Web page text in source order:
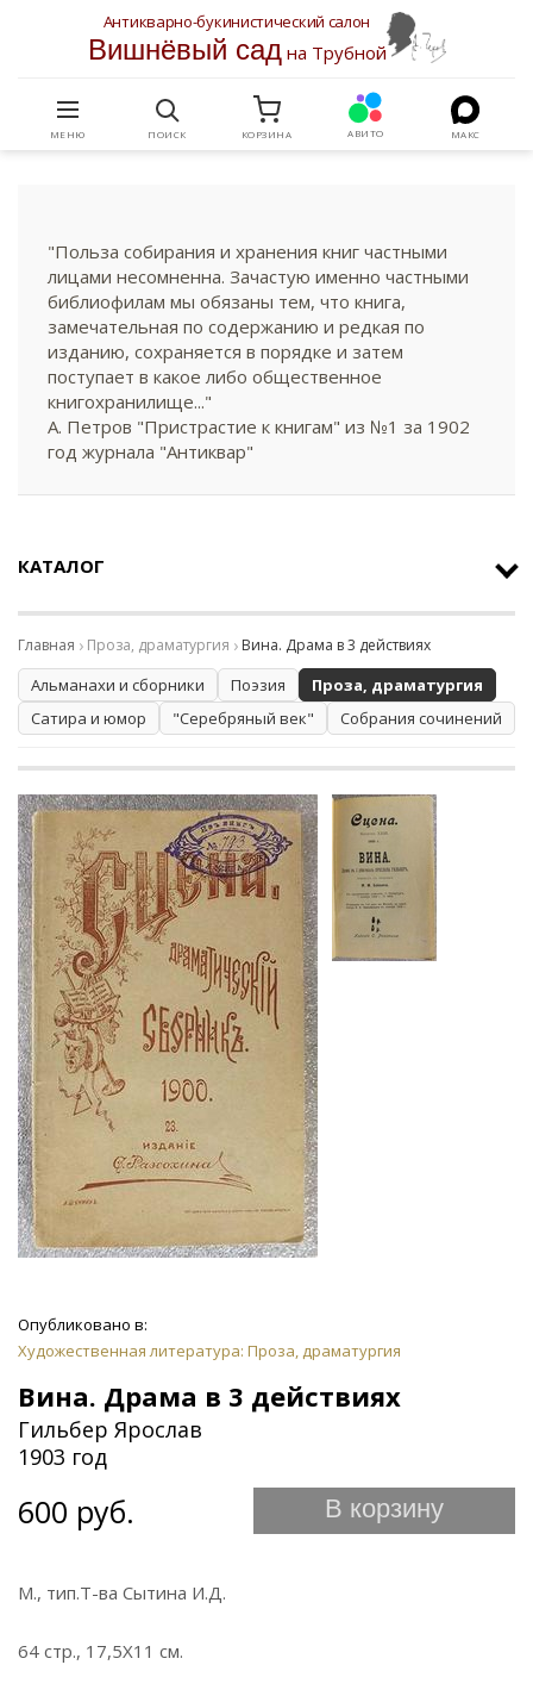
Антикварно-букинистический салон
Вишнёвый садна Трубной
МЕНЮ ПОИСК КОРЗИНА АВИТО МАКС
"Польза собирания и хранения книг частными
лицами несомненна. Зачастую именно частными
библиофилам мы обязаны тем, что книга,
замечательная по содержанию и редкая по
изданию, сохраняется в порядке и затем
поступает в какое либо общественное
книгохранилище..."
А. Петров "Пристрастие к книгам" из №1 за 1902
год журнала "Антиквар"
КАТАЛОГ
Главная Проза, драматургия Вина. Драма в 3 действиях
Альманахи и сборники Поэзия
Проза, драматургия
Сатира и юмор
"Серебряный век" Собрания сочинений
Опубликовано в:
Художественная литература: Проза, драматургия
Вина. Драма в 3 действиях
Гильбер Ярослав
1903 год
600 руб. В корзину
М., тип.Т-ва Сытина И.Д.
64 стр., 17,5Х11 см.